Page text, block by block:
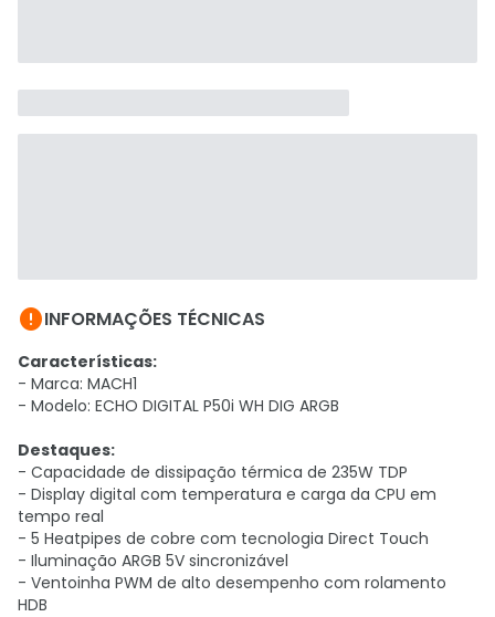
INFORMAÇÕES TÉCNICAS
Características:
- Marca: MACH1
- Modelo: ECHO DIGITAL P50i WH DIG ARGB
Destaques:
- Capacidade de dissipação térmica de 235W TDP
- Display digital com temperatura e carga da CPU em
tempo real
- 5 Heatpipes de cobre com tecnologia Direct Touch
- Iluminação ARGB 5V sincronizável
- Ventoinha PWM de alto desempenho com rolamento
HDB